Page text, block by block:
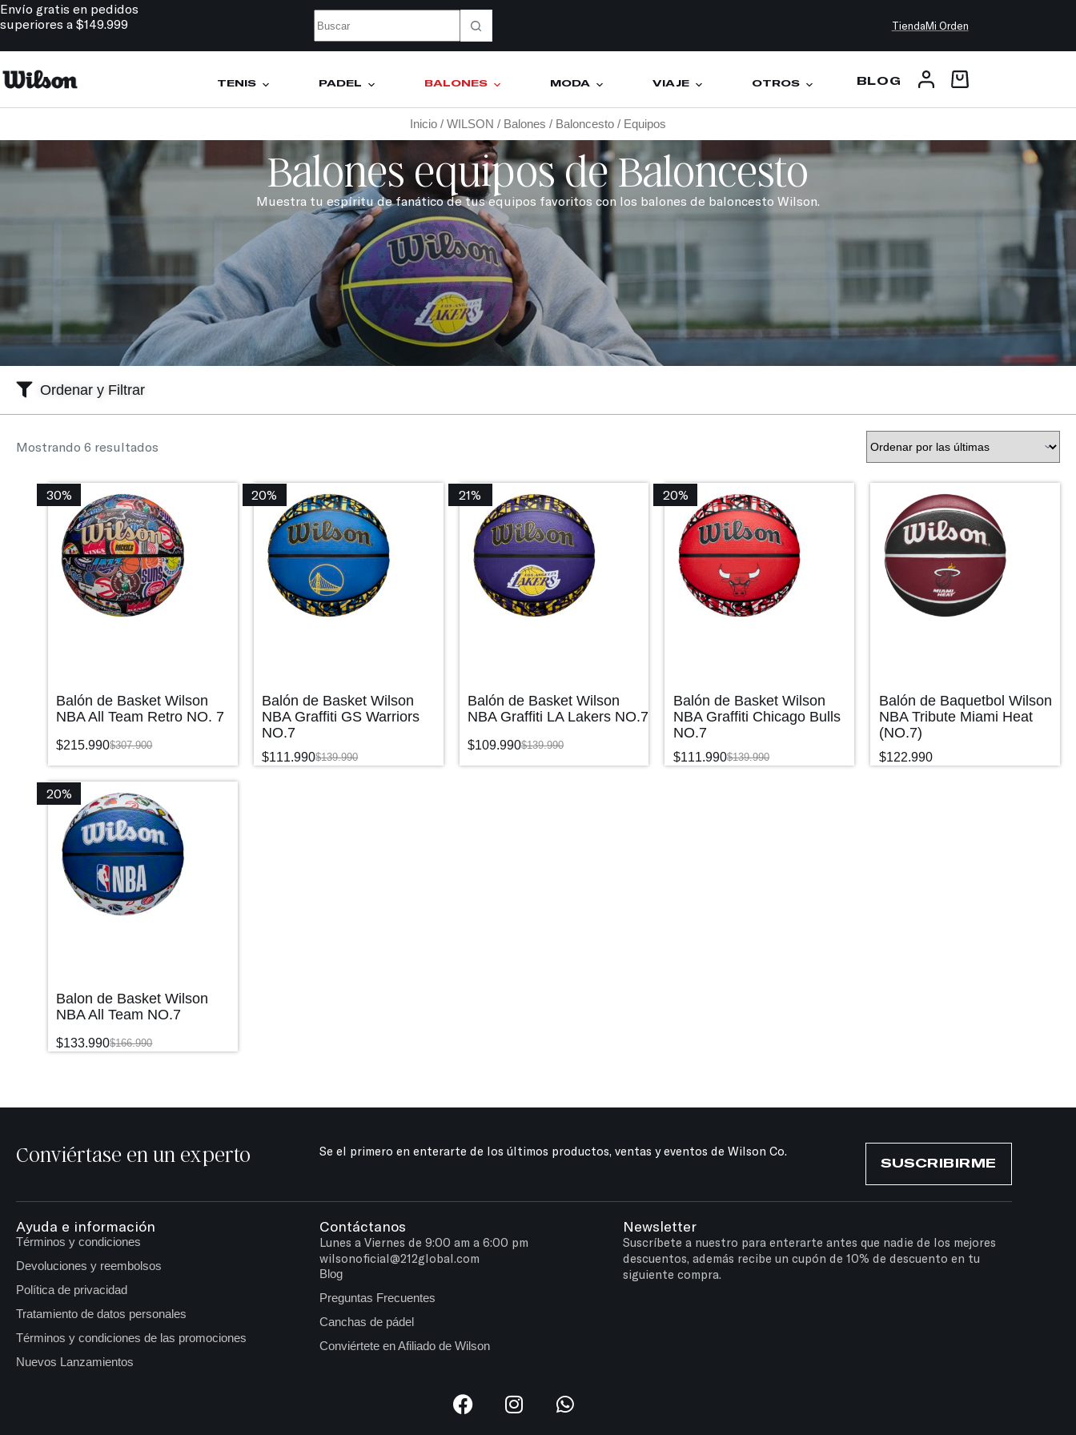
Envío gratis en pedidos
superiores a $149.999
TiendaMi Orden
TENIS PÁDEL BALONES MODA VIAJE OTROS BLOG
Inicio / WILSON / Balones / Baloncesto / Equipos
Balones equipos de Baloncesto
Muestra tu espíritu de fanático de tus equipos favoritos con los balones de baloncesto Wilson.
Ordenar y Filtrar
Mostrando 6 resultados
30%
Balón de Basket Wilson
NBA All Team Retro NO. 7
$307.900
$215.990
20%
Balón de Basket Wilson
NBA Graffiti GS Warriors
NO.7
$139.990
$111.990
21%
Balón de Basket Wilson
NBA Graffiti LA Lakers NO.7
$139.990
$109.990
20%
Balón de Basket Wilson
NBA Graffiti Chicago Bulls
NO.7
$139.990
$111.990
Balón de Baquetbol Wilson
NBA Tribute Miami Heat
(NO.7)
$122.990
20%
Balon de Basket Wilson
NBA All Team NO.7
$166.990
$133.990
Conviértase en un experto Se el primero en enterarte de los últimos productos, ventas y eventos de Wilson Co.
SUSCRIBIRME
Ayuda e información
Términos y condiciones
Devoluciones y reembolsos
Política de privacidad
Tratamiento de datos personales
Términos y condiciones de las promociones
Nuevos Lanzamientos
Contáctanos
Lunes a Viernes de 9:00 am a 6:00 pm
wilsonoficial@212global.com
Blog
Preguntas Frecuentes
Canchas de pádel
Conviértete en Afiliado de Wilson
Newsletter
Suscríbete a nuestro para enterarte antes que nadie de los mejores
descuentos, además recibe un cupón de 10% de descuento en tu
siguiente compra.